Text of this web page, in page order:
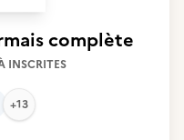
complète
INSCRITES
+13